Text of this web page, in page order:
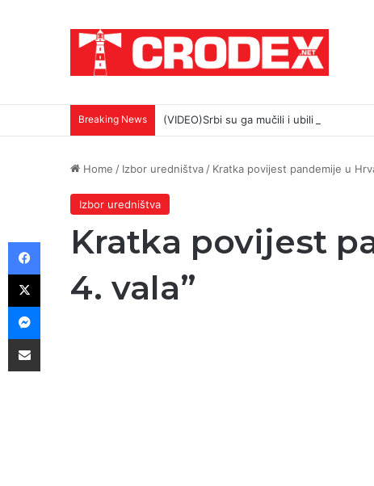
Breaking News (VIDEO)Srbi su ga mučili i ubili na
Home / Izbor uredništva / Kratka povijest pandemije u
Izbor uredništva
Kratka povijest
4. vala”
Facebook
X
Messenger
Podijeli putem E-maila